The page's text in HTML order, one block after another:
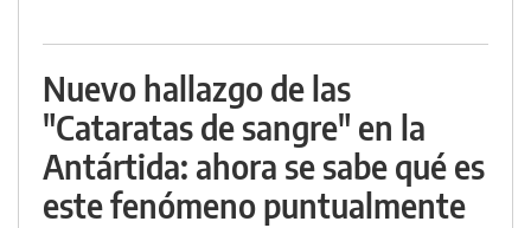
Nuevo hallazgo de las
"Cataratas de sangre" en la
Antártida: ahora se sabe qué es
este fenómeno puntualmente